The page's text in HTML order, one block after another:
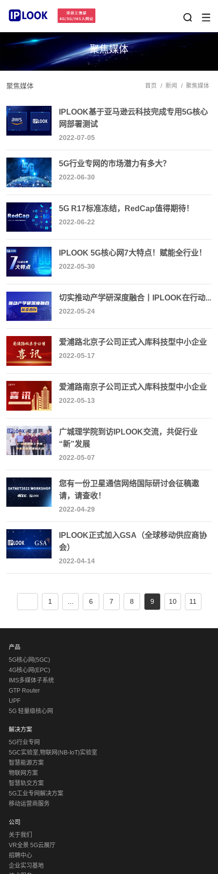
聚焦媒体
聚焦媒体 首页 / 新闻 / 聚焦媒体
IPLOOK基于亚马逊云科技完成专用5G核心
网部署测试
2022-07-05
5G行业专网的市场潜力有多大？
2022-06-30
5G R17标准冻结，RedCap值得期待！
2022-06-22
IPLOOK 5G核心网7大特点！赋能全行业！
2022-05-30
切实推动产学研深度融合丨IPLOOK在行动...
2022-05-24
爱浦路北京子公司正式入库科技型中小企业
2022-05-17
爱浦路南京子公司正式入库科技型中小企业
2022-05-13
广城理学院到访IPLOOK交流，共促行业
“新”发展
2022-05-07
您有一份卫星通信网络国际研讨会征稿邀
请，请查收！
2022-04-29
IPLOOK正式加入GSA（全球移动供应商协
会）
2022-04-14
1 6 7 8 9 10 11
产品
5G核心网(5GC)
4G核心网(EPC)
IMS多媒体子系统
GTP Router
UPF
5G 轻量级核心网
解决方案
5G行业专网
5GC实验室,物联网(NB-IoT)实验室
智慧能源方案
物联网方案
智慧轨交方案
5G工业专网解决方案
移动运营商服务
公司
关于我们
VR全景 5G云展厅
招聘中心
企业实习基地